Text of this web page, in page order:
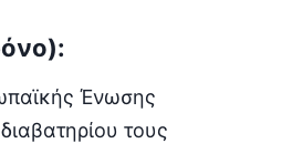
Ένωσης
τους